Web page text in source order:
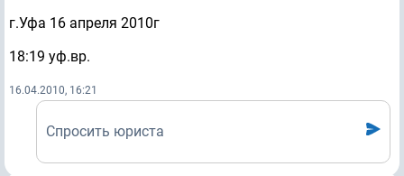
г.Уфа 16 апреля 2010г
18:19 уф.вр.
16.04.2010, 16:21
Спросить юриста